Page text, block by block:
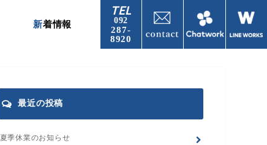
新着情報
TEL
092
287-
8920
最近の投稿
夏季休業のお知らせ